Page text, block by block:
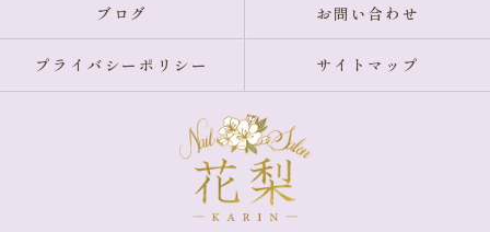
ブログ お問い合わせ
プライバシーポリシー サイトマップ